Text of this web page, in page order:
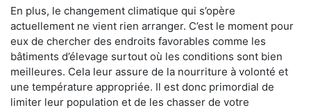
En plus, le changement climatique qui s’opère
actuellement ne vient rien arranger. C’est le moment pour
eux de chercher des endroits favorables comme les
bâtiments d’élevage surtout où les conditions sont bien
meilleures. Cela leur assure de la nourriture à volonté et
une température appropriée. Il est donc primordial de
limiter leur population et de les chasser de votre